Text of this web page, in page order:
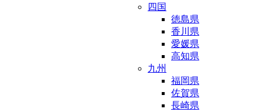
四国
徳島県
香川県
愛媛県
高知県
九州
福岡県
佐賀県
長崎県